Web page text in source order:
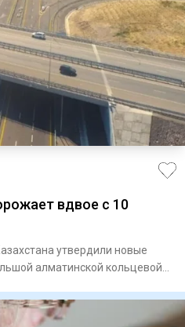
вдвое с 10
утвердили новые
алматинской кольцевой